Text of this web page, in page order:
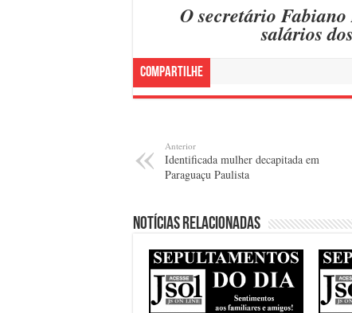
O secretário
salários
Compartilhe
Anterior
Identificada mulher decapitada em
Paraguaçu Paulista
Notícias relacionadas